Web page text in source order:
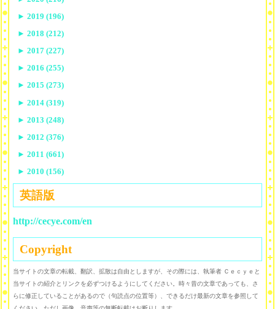
► 2019 (196)
► 2018 (212)
► 2017 (227)
► 2016 (255)
► 2015 (273)
► 2014 (319)
► 2013 (248)
► 2012 (376)
► 2011 (661)
► 2010 (156)
英語版
http://cecye.com/en
Copyright
当サイトの文章の転載、翻訳、拡散は自由としますが、その際には、執筆者 Ｃｅｃｙｅと
当サイトの紹介とリンクを必ずつけるようにしてください。時々昔の文章であっても、さ
らに修正していることがあるので（句読点の位置等）、できるだけ最新の文章を参照して